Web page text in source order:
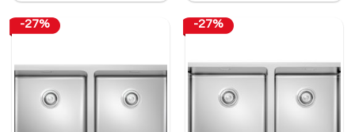
-27% -27%